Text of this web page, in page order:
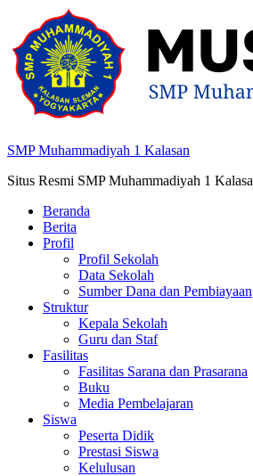
konten
SMP Muhammadiyah 1 Kalasan
Situs Resmi SMP Muhammadiyah 1
Beranda
Berita
Profil
Profil Sekolah
Data Sekolah
Sumber Dana dan Pembiayaan
Struktur
Kepala Sekolah
Guru dan Staf
Fasilitas
Fasilitas Sarana dan Prasarana
Buku
Media Pembelajaran
Siswa
Peserta Didik
Prestasi Siswa
Kelulusan